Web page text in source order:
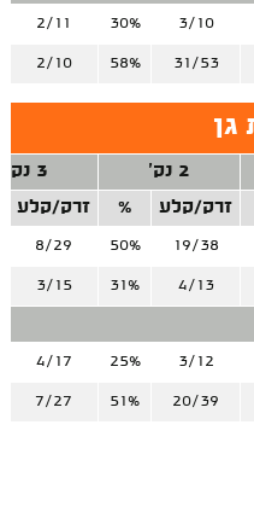
3/10
30%
2/11
31/53
58%
2/10
גן
2 נק'
3 נק'
זרק/קלע % זרק/קלע
19/38
50%
8/29
4/13
31%
3/15
3/12
25%
4/17
20/39
51%
7/27